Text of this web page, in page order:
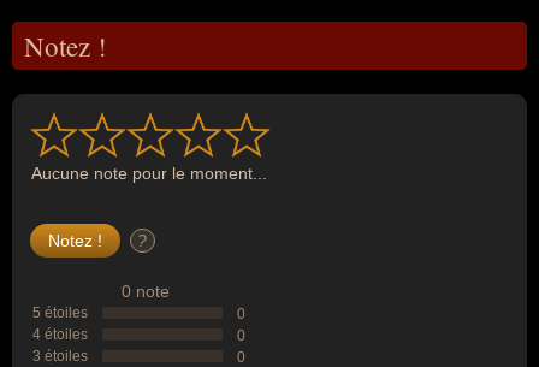
Notez !
Aucune note pour le moment...
?
0 note
5 étoiles
0
4 étoiles
0
3 étoiles
0